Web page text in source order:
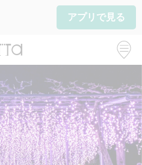
アプリで見る